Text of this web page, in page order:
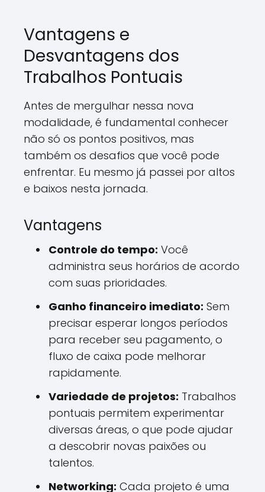
Vantagens e
Desvantagens dos
Trabalhos Pontuais
Antes de mergulhar nessa nova
modalidade, é fundamental conhecer
não só os pontos positivos, mas
também os desafios que você pode
enfrentar. Eu mesmo já passei por altos
e baixos nesta jornada.
Vantagens
Controle do tempo: Você
administra seus horários de acordo
com suas prioridades.
Ganho financeiro imediato: Sem
precisar esperar longos períodos
para receber seu pagamento, o
fluxo de caixa pode melhorar
rapidamente.
Variedade de projetos: Trabalhos
pontuais permitem experimentar
diversas áreas, o que pode ajudar
a descobrir novas paixões ou
talentos.
Networking: Cada projeto é uma